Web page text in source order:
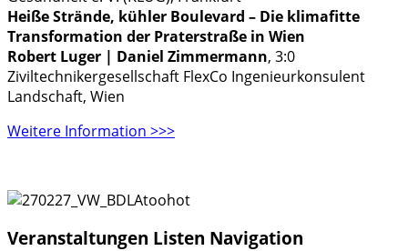
Heiße Strände, kühler Boulevard – Die klimafitte
Transformation der Praterstraße in Wien
Robert Luger | Daniel Zimmermann, 3:0
Ziviltechnikergesellschaft FlexCo Ingenieurkonsulent
Landschaft, Wien
Weitere Information >>>
Veranstaltungen Listen Navigation